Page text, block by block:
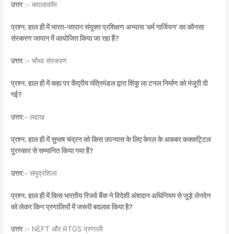
उत्तर:- क्वालाकॉम
प्रश्न. हाल ही में भारत-जापान संयुक्त प्रशिक्षण अभ्यास ‘धर्म गार्जियन’ का कौनसा
संस्करण जापान में आयोजित किया जा रहा हैं?
उत्तर:- चौथा संस्करण
प्रश्न. हाल ही में कहा पर केंद्रीय मंत्रिमंडल द्वारा शिंकू ला टनल निर्माण को मंजूरी दी
गई?
उत्तर:- लद्दाख
प्रश्न. हाल ही में सुभाष चंद्रन को किस उपन्यास के लिए केरल के अकबर कक्कट्टिल
पुरस्कार से सम्मानित किया गया हैं?
उत्तर:- समुद्रशिला
प्रश्न. हाल ही में किस भारतीय रिजर्व बैंक ने विदेशी अंशदान अधिनियम से जुड़े लेनदेन
को लेकर किन प्रणालियों में जरूरी बदलाव किया है?
उत्तर:- NEFT और RTGS प्रणाली